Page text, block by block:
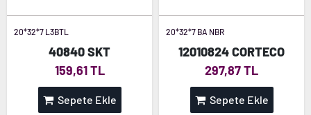
20*32*7 L3BTL
40840 SKT
159,61 TL
Sepete Ekle
20*32*7 BA NBR
12010824 CORTECO
297,87 TL
Sepete Ekle